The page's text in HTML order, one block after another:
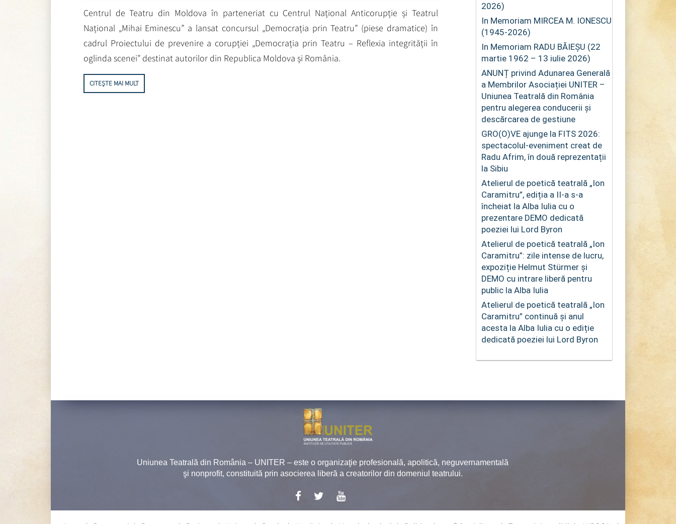
Centrul de Teatru din Moldova în parteneriat cu Centrul Național Anticorupție și Teatrul
Național „Mihai Eminescu” a lansat concursul „Democrația prin Teatru” (piese dramatice) în
cadrul Proiectului de prevenire a corupției „Democrația prin Teatru – Reflexia integrității în
oglinda scenei” destinat autorilor din Republica Moldova și România.
CITEȘTE MAI MULT
2026)
In Memoriam MIRCEA M. IONESCU
(1945-2026)
In Memoriam RADU BĂIEȘU (22
martie 1962 – 13 iulie 2026)
ANUNȚ privind Adunarea Generală
a Membrilor Asociației UNITER –
Uniunea Teatrală din România
pentru alegerea conducerii și
descărcarea de gestiune
GRO(O)VE ajunge la FITS 2026:
spectacolul-eveniment creat de
Radu Afrim, în două reprezentații
la Sibiu
Atelierul de poetică teatrală „Ion
Caramitru”, ediția a II-a s-a
încheiat la Alba Iulia cu o
prezentare DEMO dedicată
poeziei lui Lord Byron
Atelierul de poetică teatrală „Ion
Caramitru”: zile intense de lucru,
expoziție Helmut Stürmer și
DEMO cu intrare liberă pentru
public la Alba Iulia
Atelierul de poetică teatrală „Ion
Caramitru” continuă și anul
acesta la Alba Iulia cu o ediție
dedicată poeziei lui Lord Byron
Uniunea Teatrală din România – UNITER – este o organizaţie profesională, apolitică, neguvernamentală
şi nonprofit, constituită prin asocierea liberă a creatorilor din domeniul teatrului.